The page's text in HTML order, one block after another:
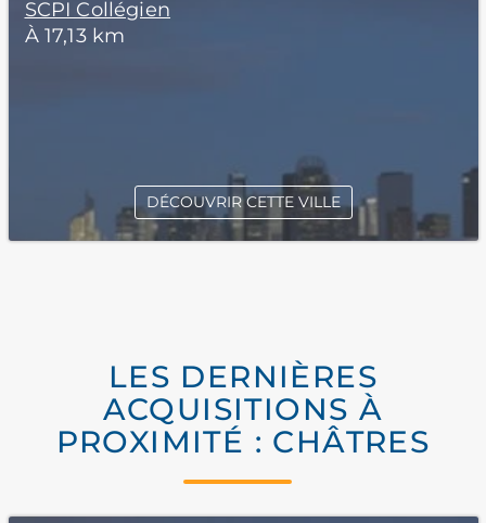
SCPI Collégien
À 17,13 km
DÉCOUVRIR CETTE VILLE
LES DERNIÈRES
ACQUISITIONS À
PROXIMITÉ : CHÂTRES